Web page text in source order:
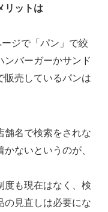
リットは
ジで「パン」で絞
ンバーガーかサンド
販売しているパンは
舗名で検索をされな
ないというのが、
度も現在はなく、検
の見直しは必要にな